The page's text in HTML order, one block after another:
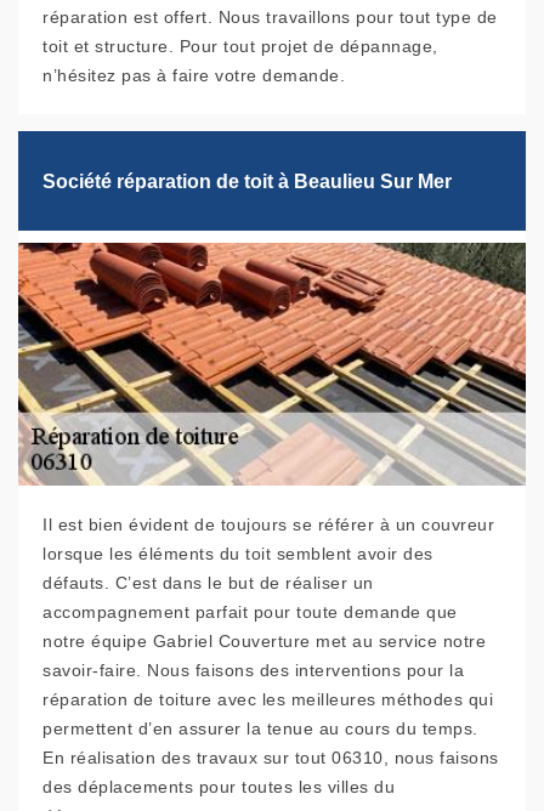
réparation est offert. Nous travaillons pour tout type de
toit et structure. Pour tout projet de dépannage,
n’hésitez pas à faire votre demande.
Société réparation de toit à Beaulieu Sur Mer
Il est bien évident de toujours se référer à un couvreur
lorsque les éléments du toit semblent avoir des
défauts. C’est dans le but de réaliser un
accompagnement parfait pour toute demande que
notre équipe Gabriel Couverture met au service notre
savoir-faire. Nous faisons des interventions pour la
réparation de toiture avec les meilleures méthodes qui
permettent d’en assurer la tenue au cours du temps.
En réalisation des travaux sur tout 06310, nous faisons
des déplacements pour toutes les villes du